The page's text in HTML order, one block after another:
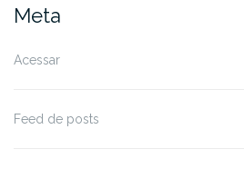
Meta
Acessar
Feed de posts